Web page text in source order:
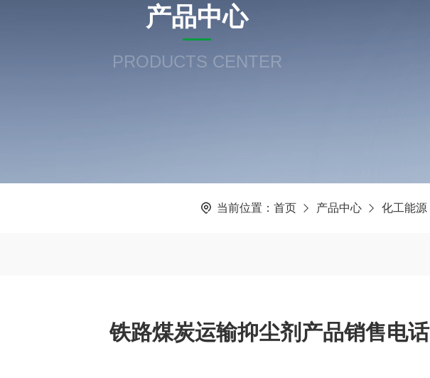
产品中心
PRODUCTS CENTER
当前位置： 首页 产品中心 化工能源
铁路煤炭运输抑尘剂产品销售电话